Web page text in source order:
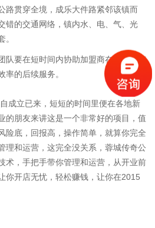
路贯穿全境，成乐大件路紧邻该镇而
错的交通网络，镇内水、电、气、光
。
要在短时间内协助加盟商在装修、广
率的后续服务。
立已来，短短的时间里便在各地新
的朋友来讲这是一个非常好的项目，值
险底，回报高，操作简单，就算你完全
理和运营，这完全没关系，蓉城传奇公
术，手把手带你管理和运营，从开业前
你开店无忧，轻松赚钱，让你在2015